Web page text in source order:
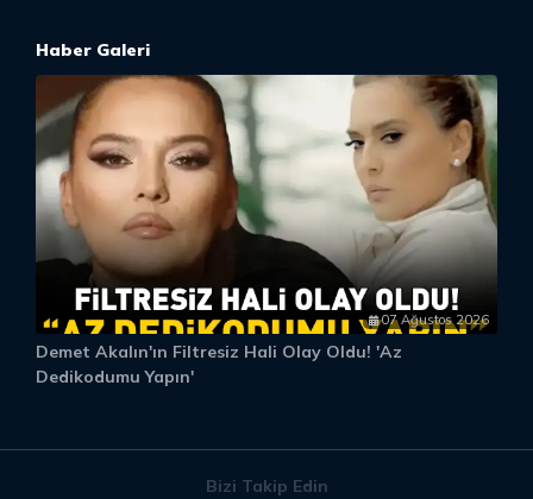
Haber Galeri
07 Ağustos 2026
Demet Akalın'ın Filtresiz Hali Olay Oldu! 'Az
Dedikodumu Yapın'
Bizi Takip Edin